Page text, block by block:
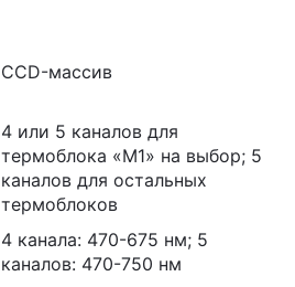
CCD-массив
4 или 5 каналов для
термоблока «М1» на выбор; 5
каналов для остальных
термоблоков
4 канала: 470-675 нм; 5
каналов: 470-750 нм